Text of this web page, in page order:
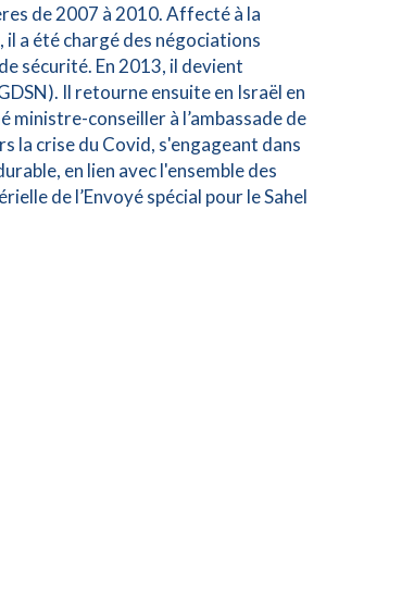
de 2007 à 2010. Affecté à la
a été chargé des négociations
sécurité. En 2013, il devient
Il retourne ensuite en Israël en
ministre-conseiller à l’ambassade de
la crise du Covid, s'engageant dans
en lien avec l'ensemble des
de l’Envoyé spécial pour le Sahel